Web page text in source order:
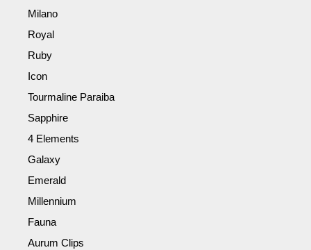
Milano
Royal
Ruby
Icon
Tourmaline Paraiba
Sapphire
4 Elements
Galaxy
Emerald
Millennium
Fauna
Aurum Clips